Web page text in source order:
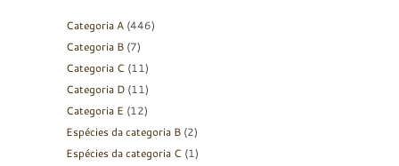
Categoria A (446)
Categoria B (7)
Categoria C (11)
Categoria D (11)
Categoria E (12)
Espécies da categoria B (2)
Espécies da categoria C (1)